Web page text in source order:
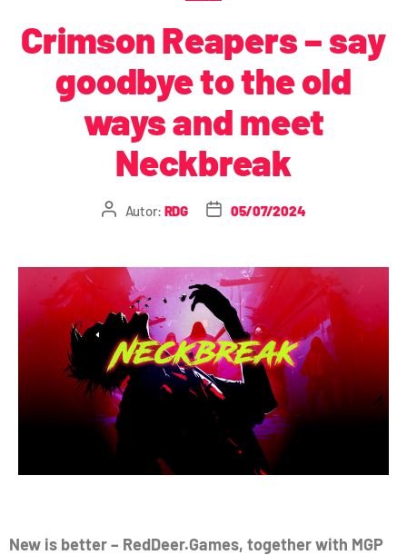
Crimson Reapers – say
goodbye to the old
ways and meet
Neckbreak
Autor: RDG 05/07/2024
New is better – RedDeer.Games, together with MGP